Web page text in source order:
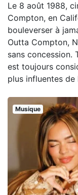
Le 8 août 1988,
Compton, en
bouleverser à
Outta Compton,
sans concession.
est toujours
plus influentes
Musique